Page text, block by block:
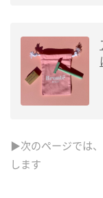
▶次のページでは
します